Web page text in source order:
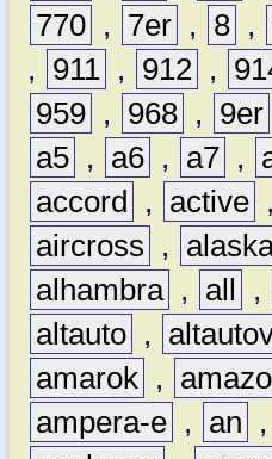
770 , 7er , 8 ,
,
911 , 912 ,
959 , 968 , 9er
a5 , a6 , a7 ,
accord
, active ,
aircross
,
alhambra , all ,
altauto ,
amarok ,
ampera-e , an ,